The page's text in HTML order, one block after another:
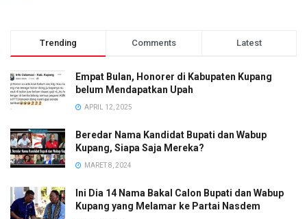
Trending Comments Latest
Empat Bulan, Honorer di Kabupaten Kupang
belum Mendapatkan Upah
APRIL 12, 2025
Beredar Nama Kandidat Bupati dan Wabup
Kupang, Siapa Saja Mereka?
MARET 8, 2024
Ini Dia 14 Nama Bakal Calon Bupati dan Wabup
Kupang yang Melamar ke Partai Nasdem